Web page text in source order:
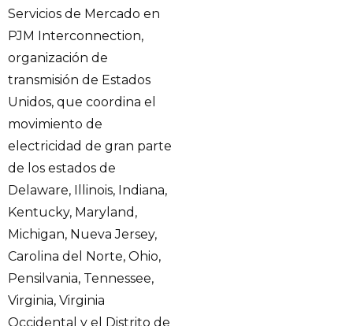
Servicios de Mercado en
PJM Interconnection,
organización de
transmisión de Estados
Unidos, que coordina el
movimiento de
electricidad de gran parte
de los estados de
Delaware, Illinois, Indiana,
Kentucky, Maryland,
Michigan, Nueva Jersey,
Carolina del Norte, Ohio,
Pensilvania, Tennessee,
Virginia, Virginia
Occidental y el Distrito de